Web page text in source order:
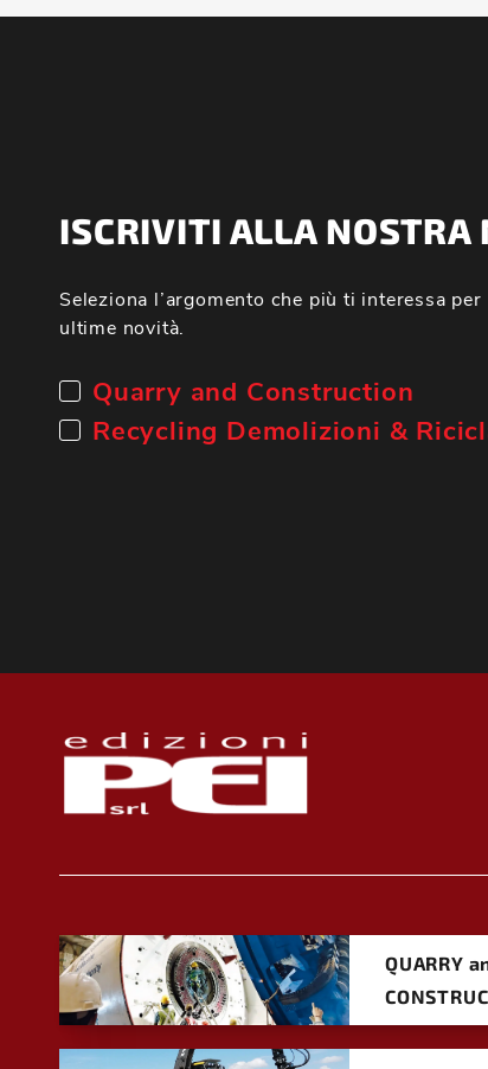
ISCRIVITI ALLA NOSTRA
Seleziona l’argomento che più ti interessa
ultime novità.
Quarry and Construction
Recycling Demolizioni &
QUARRY